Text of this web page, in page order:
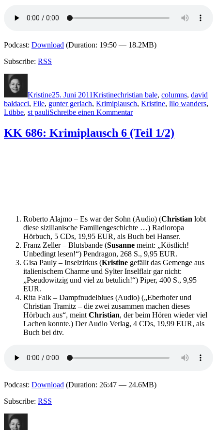
Podcast: Download (Duration: 19:50 — 18.2MB)
Subscribe: RSS
Kristine25. Juni 2011Kristinechristian bale, columns, david
baldacci, File, gunter gerlach, Krimiplausch, Kristine, lilo wanders,
Lübbe, st pauliSchreibe einen Kommentarzu
686:
Krimiplausch
KK 686: Krimiplausch 6 (Teil 1/2)
Roberto Alajmo – Es war der Sohn (Audio) (Christian lobt
diese sizilianische Familiengeschichte …) Radioropa
Hörbuch, 5 CDs, 19,95 EUR, als Buch bei Hanser.
Franz Zeller – Blutsbande (Susanne meint: „Köstlich!
Unbedingt lesen!“) Pendragon, 268 S., 9,95 EUR.
Gisa Pauly – Inselzirkus (Kristine gefällt das Gemenge aus
italienischem Charme und Sylter Inselflair gar nicht:
„Pseudowitzig und viel zu betulich!“) Piper, 400 S., 9,95
EUR.
Rita Falk – Dampfnudelblues (Audio) („Eberhofer und
Christian Tramitz – die zwei zusammen machen dieses
Hörbuch aus“, meintChristian, der beim Hören wieder viel
Lachen konnte.) Der Audio Verlag, 4 CDs, 19,99 EUR, als
Buch bei dtv.
Podcast: Download (Duration: 26:47 — 24.6MB)
Subscribe: RSS